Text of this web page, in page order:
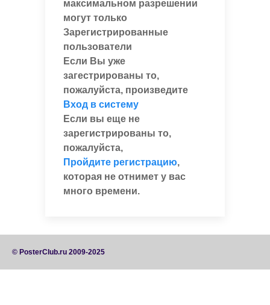
максимальном разрешении
могут только
Зарегистрированные
пользователи
Если Вы уже
загестрированы то,
пожалуйста, произведите
Вход в систему
Если вы еще не
зарегистрированы то,
пожалуйста,
Пройдите регистрацию,
которая не отнимет у вас
много времени.
© PosterClub.ru 2009-2025